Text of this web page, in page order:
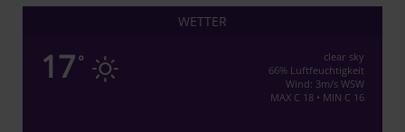
WETTER
17°
clear sky
66% Luftfeuchtigkeit
Wind: 3m/s WSW
MAX C 18 • MIN C 16